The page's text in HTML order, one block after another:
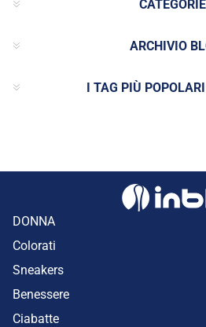
ARCHIVIO
I TAG PIÙ
DONNA
Colorati
Sneakers
Benessere
Ciabatte